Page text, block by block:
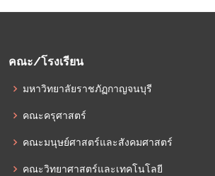
คณะ/โรงเรียน
มหาวิทยาลัยราชภัฏกาญจนบุรี
คณะครุศาสตร์
คณะมนุษย์ศาสตร์และสังคมศาสตร์
คณะวิทยาศาสตร์และเทคโนโลยี